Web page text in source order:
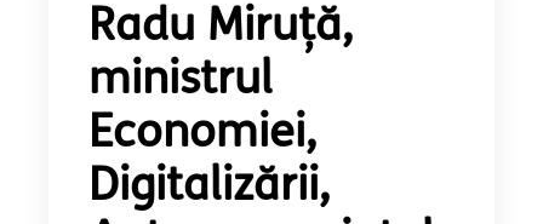
Radu Miruţă,
ministrul
Economiei,
Digitalizării,